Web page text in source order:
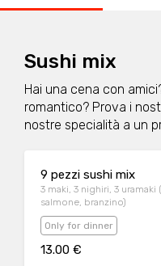
Sushi mix
Hai una cena con
romantico? Prova i
nostre specialità a un
9 pezzi sushi mix
3 maki, 3 nighiri, 3
salmone, branzino)
Only for dinner
13.00 €